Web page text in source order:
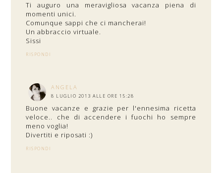
Ti auguro una meravigliosa vacanza piena di
momenti unici.
Comunque sappi che ci mancherai!
Un abbraccio virtuale.
Sissi
RISPONDI
ANGELA
8 LUGLIO 2013 ALLE ORE 15:28
Buone vacanze e grazie per l'ennesima ricetta
veloce.. che di accendere i fuochi ho sempre
meno voglia!
Divertiti e riposati :)
RISPONDI